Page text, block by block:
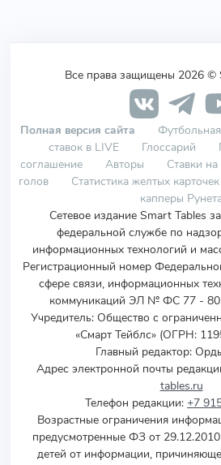
Все права защищены 2026 ©
Полная версия сайта
ставок в LIVE
Глоссарий
соглашение
Авторы Ставки
голов
Статистика желтых карточек
капперы
Сетевое издание Smart Tables
федеральной службе по
информационных технологий и
Регистрационный номер
сфере связи, информационных
коммуникаций ЭЛ № ФС 77 -
Учредитель: Общество с
«Смарт Тейблс» (ОГРН:
Главный редактор:
Адрес электронной почты
tables.ru
Телефон редакции: +7
Возрастные ограничения
предусмотренные ФЗ от
детей от информации,